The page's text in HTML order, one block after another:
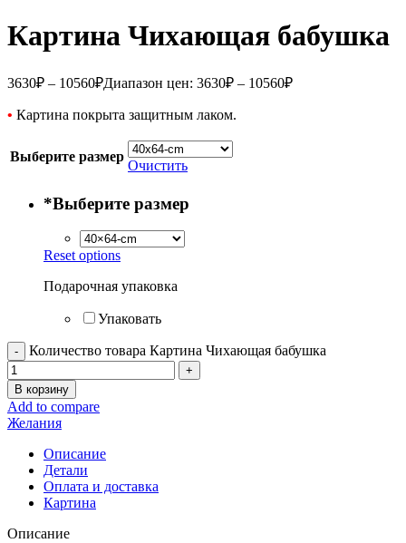
Картина Чихающая бабушка
3630₽ – 10560₽Диапазон цен: 3630₽ – 10560₽
• Картина покрыта защитным лаком.
Выберите размер
Очистить
*Выберите размер
Reset options
Подарочная упаковка
Упаковать
Количество товара Картина Чихающая бабушка
В корзину
Add to compare
Желания
Описание
Детали
Оплата и доставка
Картина
Описание